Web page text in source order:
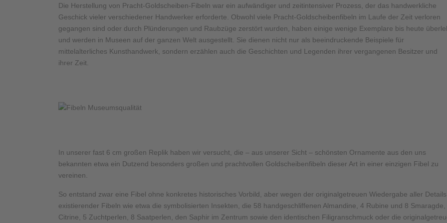
Die Herstellung von Pracht-Goldscheiben-Fibeln war ein aufwändiger und zeitintensiver Prozess, der das handwerkliche
Geschick vieler verschiedener Handwerker erforderte. Obwohl viele Pracht-Goldscheibenfibeln im Laufe der Zeit verloren
gegangen sind oder durch Plünderungen und Raubzüge zerstört wurden, haben einige wenige Exemplare bis heute
und werden in Museen auf der ganzen Welt ausgestellt. Sie dienen nicht nur als beeindruckende Beispiele für
mittelalterliches Kunsthandwerk, sondern erzählen auch die Geschichten und Legenden ihrer vergangenen Besitzer und
ihrer Zeit.
In unserer fast 6 cm großen Replik haben wir versucht, die – aus unserer Sicht – schönsten Ornamente aus den uns
bekannten etwa ein Dutzend besonders großen und prachtvollen Goldscheibenfibeln dieser Art in einer einzigen Fibel zu
vereinen.
So entstand zwar eine Fibel ohne konkretes historisches Vorbild, aber wegen der originalgetreuen Wiedergabe aller Details
existierender Fibeln wie etwa die symbolisierten Insekten, die 58 handgeschliffenen Almandine, 4 Rubine und 8 Smaragde,
Citrine, 5 Zuchtperlen, 8 Saatperlen, den Saphir im Zentrum sowie den identischen Filigranschmuck oder die